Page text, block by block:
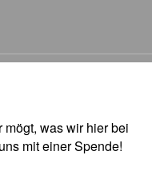
mögt, was wir hier bei
mit einer Spende!